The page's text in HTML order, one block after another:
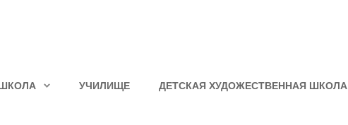
УЧИЛИЩЕ ДЕТСКАЯ ХУДОЖЕСТВЕННАЯ ШКОЛА